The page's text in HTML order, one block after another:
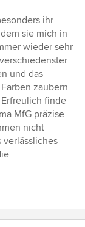
ihr
sie mich in
wieder sehr
und das
zaubern
finde
MfG präzise
nicht